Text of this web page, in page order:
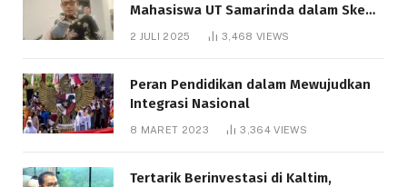
Mahasiswa UT Samarinda dalam Skema
Bantuan Pendidikan Gratispol
2 JULI 2025 3,468 VIEWS
Peran Pendidikan dalam Mewujudkan
Integrasi Nasional
8 MARET 2023 3,364VIEWS
Tertarik Berinvestasi di Kaltim,